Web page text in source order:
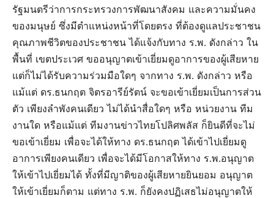
รัฐมนตรีว่าการกระทรวงการพัฒนาสังคม และความมั่นคง
ของมนุษย์ ซึ่งมีตำแหน่งหน้าที่โดยตรง ที่ต้องดูแลประชาชน
คุณภาพชีวิตของประชาชน ได้แจ้งกับทาง ร.พ. ดังกล่าว ใน
พื้นที่ เขตประเวศ ขออนุญาตเข้าเยี่ยมดูอาการของผู้เสียหาย
แต่ก็ไม่ได้รับความร่วมมือใดๆ จากทาง ร.พ. ดังกล่าว หรือ
แม้แต่ ดร.ธนกฤต จิตรอารีย์รัตน์ จะขอเข้าเยี่ยมเป็นการส่วน
ตัว เพียงลำพังคนเดียว ไม่ได้นำสื่อใดๆ หรือ หน่วยงาน ทีม
งานใด หรือแม้แต่ ทีมงานข่าวไทยโปลิศพลัส ก็ยินดีที่จะไม่
ขอเข้าเยี่ยม เพื่อจะได้ให้ทาง ดร.ธนกฤต ได้เข้าไปเยี่ยมดู
อาการเพียงคนเดียว เพื่อจะได้มีโอกาสให้ทาง ร.พ.อนุญาต
ให้เข้าไปเยี่ยมได้ ทั้งที่มีญาติของผู้เสียหายยินยอม อนุญาต
ให้เข้าเยี่ยมก็ตาม แต่ทาง ร.พ. ก็ยังคงปฏิเสธไม่อนุญาตให้